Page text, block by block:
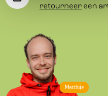
Matthijs
retourneer een